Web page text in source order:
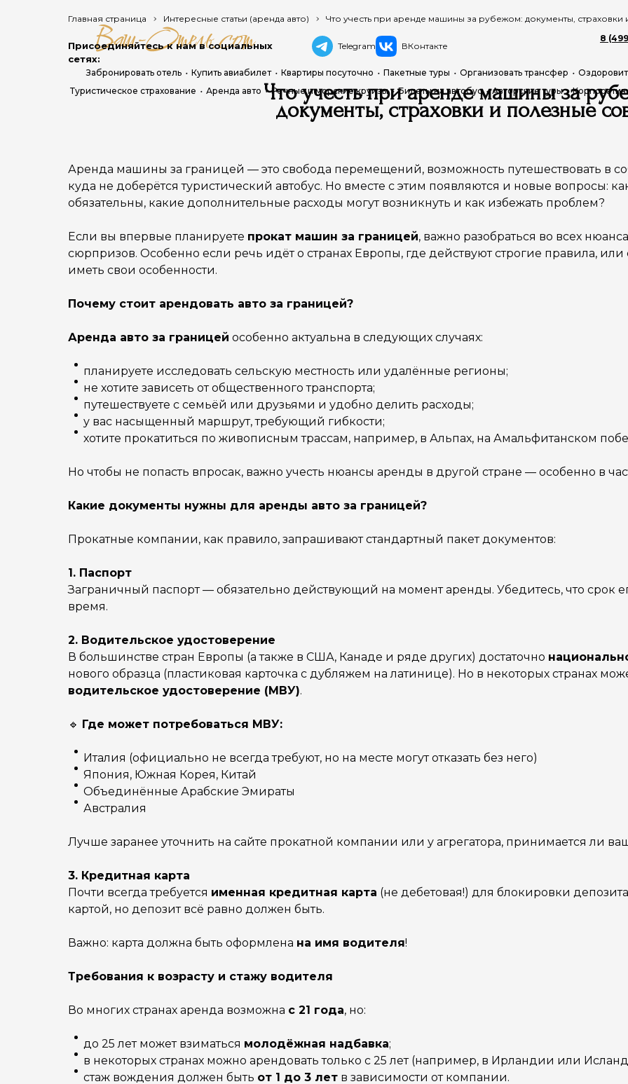
8
Забронировать отель Купить авиабилет Квартиры посуточно Пакетные туры Организовать трансфер
Туристическое страхование
Аренда авто Речные и морские круизы Билеты на автобус Авторские туры
Что учесть при аренде машины за
документы, страховки и полезные
Аренда машины за границей — это свобода перемещений, возможность путешествовать в
куда не доберётся туристический автобус. Но вместе с этим появляются и новые вопросы:
обязательны, какие дополнительные расходы могут возникнуть и как избежать проблем?
Если вы впервые планируете прокат машин за границей, важно разобраться во всех
сюрпризов. Особенно если речь идёт о странах Европы, где действуют строгие правила, или
иметь свои особенности.
Почему стоит арендовать авто за границей?
Аренда авто за границей особенно актуальна в следующих случаях:
планируете исследовать сельскую местность или удалённые регионы;
не хотите зависеть от общественного транспорта;
путешествуете с семьёй или друзьями и удобно делить расходы;
у вас насыщенный маршрут, требующий гибкости;
хотите прокатиться по живописным трассам, например, в Альпах, на Амальфитанском
Но чтобы не попасть впросак, важно учесть нюансы аренды в другой стране — особенно в
Какие документы нужны для аренды авто за границей?
Прокатные компании, как правило, запрашивают стандартный пакет документов:
1. Паспорт
Заграничный паспорт — обязательно действующий на момент аренды. Убедитесь, что срок
время.
2. Водительское удостоверение
В большинстве стран Европы (а также в США, Канаде и ряде других) достаточно
нового образца (пластиковая карточка с дубляжем на латинице). Но в некоторых странах
водительское удостоверение (МВУ).
🔹 Где может потребоваться МВУ:
Италия (официально не всегда требуют, но на месте могут отказать без него)
Япония, Южная Корея, Китай
Объединённые Арабские Эмираты
Австралия
Лучше заранее уточнить на сайте прокатной компании или у агрегатора, принимается ли
3. Кредитная карта
Почти всегда требуется именная кредитная карта (не дебетовая!) для блокировки
картой, но депозит всё равно должен быть.
Важно: карта должна быть оформлена на имя водителя!
Требования к возрасту и стажу водителя
Во многих странах аренда возможна с 21 года, но:
до 25 лет может взиматься молодёжная надбавка;
в некоторых странах можно арендовать только с 25 лет (например, в Ирландии или
стаж вождения должен быть от 1 до 3 лет в зависимости от компании.
Присоединяйтесь к нам в социальных
сетях:
Telegram ВКонтакте
Главная страница Интересные статьи (аренда авто) Что учесть при аренде машины за рубежом: документы, страховки